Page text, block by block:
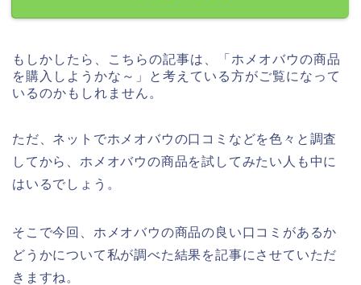
もしかしたら、こちらの記事は、「ホメオバウの商品
を購入しようかな～」と考えている方がご覧になって
いるのかもしれません。
ただ、ネットでホメオバウの口コミなどを色々と調査
してから、ホメオバウの商品を試してみたい人も中に
はいるでしょう。
そこで今回、ホメオバウの商品の良い口コミがあるか
どうかについて私が調べた結果を記事にさせていただ
きますね。